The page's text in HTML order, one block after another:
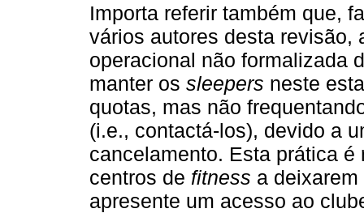
Importa referir também que,
vários autores desta revisão,
operacional não formalizada
manter os sleepers neste
quotas, mas não
(i.e., contactá-los), devido a
cancelamento. Esta prática
centros de fitness a
apresente um acesso ao